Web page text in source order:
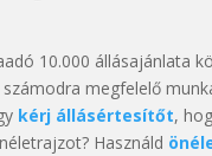
10.000 állásajánlata
megfelelő
kérj állásértesítőt,
Használd